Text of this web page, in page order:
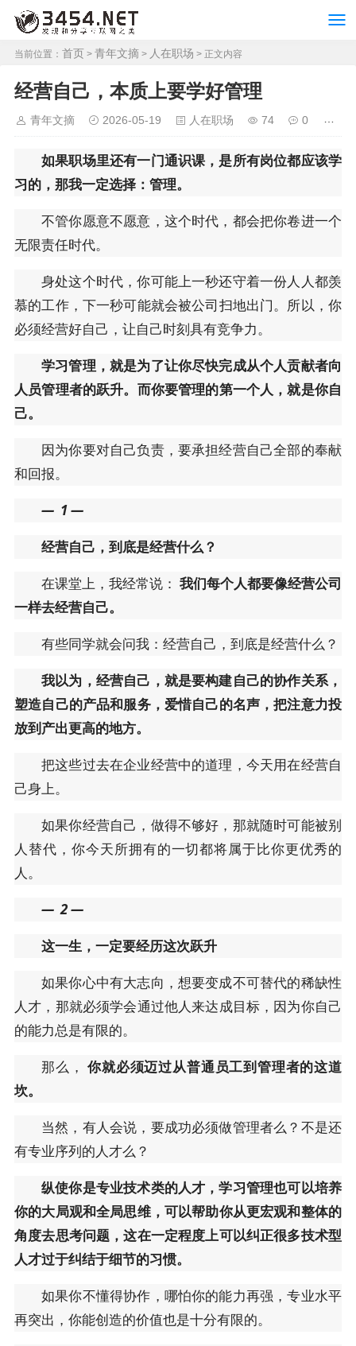
当前位置： 首页 > 青年文摘 > 人在职场 > 正文内容
经营自己，本质上要学好管理
青年文摘 2026-05-19 人在职场 74 0
如果职场里还有一门通识课，是所有岗位都应该学
习的，那我一定选择：管理。
不管你愿意不愿意，这个时代，都会把你卷进一个
无限责任时代。
身处这个时代，你可能上一秒还守着一份人人都羡
慕的工作，下一秒可能就会被公司扫地出门。所以，你
必须经营好自己，让自己时刻具有竞争力。
学习管理，就是为了让你尽快完成从个人贡献者向
人员管理者的跃升。而你要管理的第一个人，就是你自
己。
因为你要对自己负责，要承担经营自己全部的奉献
和回报。
— 1—
经营自己，到底是经营什么？
在课堂上，我经常说： 我们每个人都要像经营公司
一样去经营自己。
有些同学就会问我：经营自己，到底是经营什么？
我以为，经营自己，就是要构建自己的协作关系，
塑造自己的产品和服务，爱惜自己的名声，把注意力投
放到产出更高的地方。
把这些过去在企业经营中的道理，今天用在经营自
己身上。
如果你经营自己，做得不够好，那就随时可能被别
人替代，你今天所拥有的一切都将属于比你更优秀的
人。
— 2—
这一生，一定要经历这次跃升
如果你心中有大志向，想要变成不可替代的稀缺性
人才，那就必须学会通过他人来达成目标，因为你自己
的能力总是有限的。
那么，你就必须迈过从普通员工到管理者的这道
坎。
当然，有人会说，要成功必须做管理者么？不是还
有专业序列的人才么？
纵使你是专业技术类的人才，学习管理也可以培养
你的大局观和全局思维，可以帮助你从更宏观和整体的
角度去思考问题，这在一定程度上可以纠正很多技术型
人才过于纠结于细节的习惯。
如果你不懂得协作，哪怕你的能力再强，专业水平
再突出，你能创造的价值也是十分有限的。